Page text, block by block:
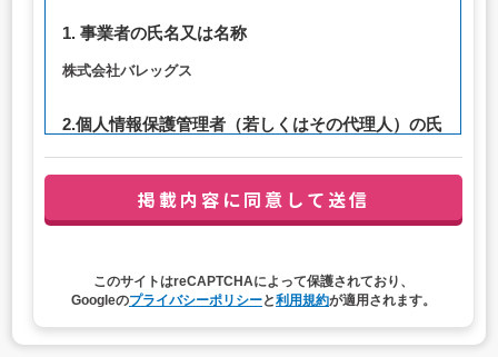
1. 事業者の氏名又は名称
株式会社バレッグス
2.個人情報保護管理者（若しくはその代理人）の氏
連絡先：privacy@balleggs.co.jp
（1）お問い合わせ対応（本人への連絡を含む）のため
このサイトはreCAPTCHAによって保護されており、
Googleのプライバシーポリシーと利用規約が適用されます。